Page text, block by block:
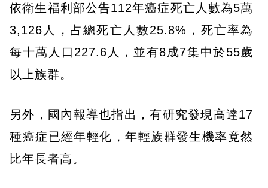
依衛生福利部公告112年癌症死亡人數為5萬
3,126人，占總死亡人數25.8%，死亡率為
每十萬人口227.6人，並有8成7集中於55歲
以上族群。
另外，國內報導也指出，有研究發現高達17
種癌症已經年輕化，年輕族群發生機率竟然
比年長者高。